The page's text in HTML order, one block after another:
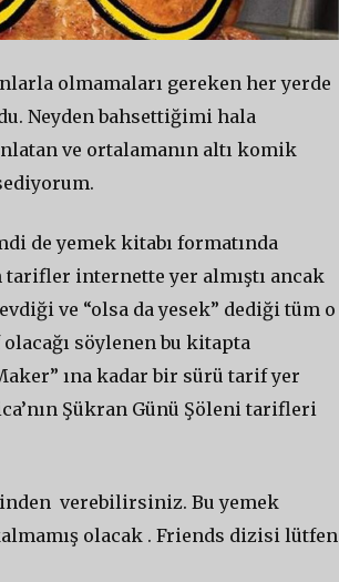
olmamaları gereken her yerde
Neyden bahsettiğimi hala
ve ortalamanın altı komik
de yemek kitabı formatında
internette yer almıştı ancak
ve “olsa da yesek” dediği tüm o
söylenen bu kitapta
ına kadar bir sürü tarif yer
Şükran Günü Şöleni tarifleri
verebilirsiniz. Bu yemek
olacak . Friends dizisi lütfen